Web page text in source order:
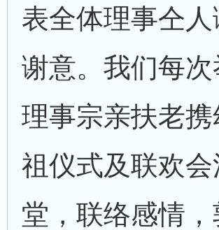
表全体理事仝
谢意。我们每
理事宗亲扶老
祖仪式及联欢
堂，联络感情